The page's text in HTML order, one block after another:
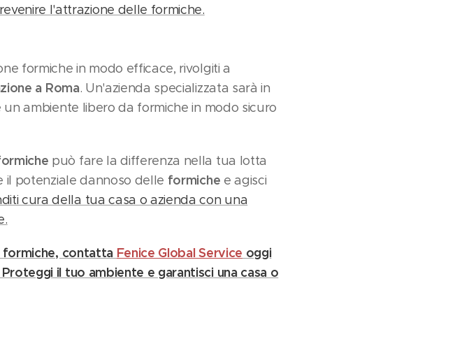
l'attrazione delle formiche.
formiche in modo efficace, rivolgiti a
a Roma. Un'azienda specializzata sarà in
ambiente libero da formiche in modo sicuro
può fare la differenza nella tua lotta
il potenziale dannoso delle formiche e agisci
cura della tua casa o azienda con una
formiche, contatta Fenice Global Service oggi
il tuo ambiente e garantisci una casa o